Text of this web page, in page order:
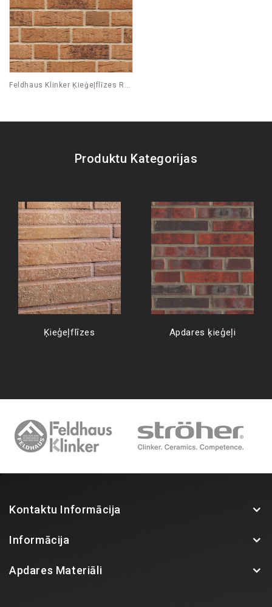
Feldhaus Klinker Ķieģeļflīzes R665
Produktu Kategorijas
Ķieģeļflīzes Apdares ķieģeļi
Kontaktu Informācija
Informācija
Apdares Materiāli